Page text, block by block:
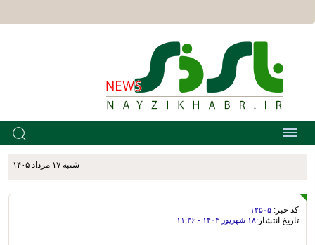
شنبه ۱۷ مرداد ۱۴۰۵
کد خبر: ۱۲۵۰۵
تاریخ انتشار:۱۸ شهريور ۱۴۰۴ - ۱۱:۳۶